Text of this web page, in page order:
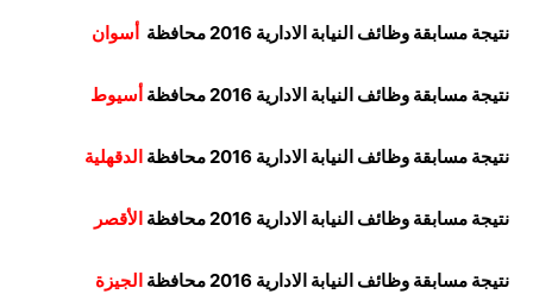
نتيجة مسابقة وظائف النيابة الادارية 2016 محافظة أسوان
نتيجة مسابقة وظائف النيابة الادارية 2016 محافظة أسيوط
نتيجة مسابقة وظائف النيابة الادارية 2016 محافظة الدقهلية
نتيجة مسابقة وظائف النيابة الادارية 2016 محافظة الأقصر
نتيجة مسابقة وظائف النيابة الادارية 2016 محافظة الجيزة